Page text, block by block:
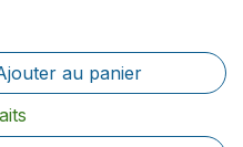
au panier